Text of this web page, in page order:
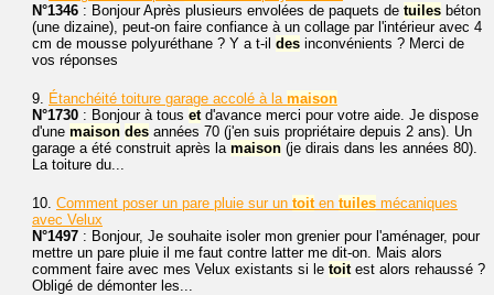
N°1346 : Bonjour Après plusieurs envolées de paquets de tuiles béton
(une dizaine), peut-on faire confiance à un collage par l'intérieur avec 4
cm de mousse polyuréthane ? Y a t-il des inconvénients ? Merci de
vos réponses
9. Étanchéité toiture garage accolé à la maison
N°1730 : Bonjour à tous etd'avance merci pour votre aide. Je dispose
d'une maison des années 70 (j'en suis propriétaire depuis 2 ans). Un
garage a été construit après la maison (je dirais dans les années 80).
La toiture du...
10. Comment poser un pare pluie sur un toiten tuiles mécaniques
avec Velux
N°1497 : Bonjour, Je souhaite isoler mon grenier pour l'aménager, pour
mettre un pare pluie il me faut contre latter me dit-on. Mais alors
comment faire avec mes Velux existants si le toitest alors rehaussé ?
Obligé de démonter les...